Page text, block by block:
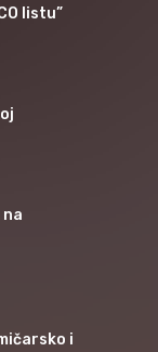
listu”
na
i